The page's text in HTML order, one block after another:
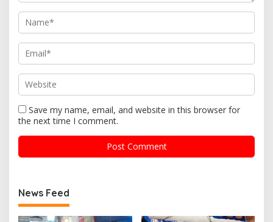
Save my name, email, and website in this browser for
the next time I comment.
News Feed